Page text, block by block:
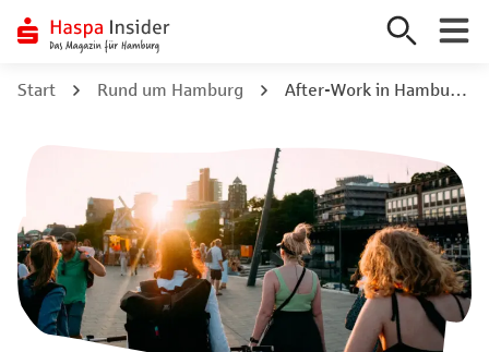
Inhalt
Start Rund um Hamburg After-Work in Hamburg: 8 Orte zum Entspannen und Erleben